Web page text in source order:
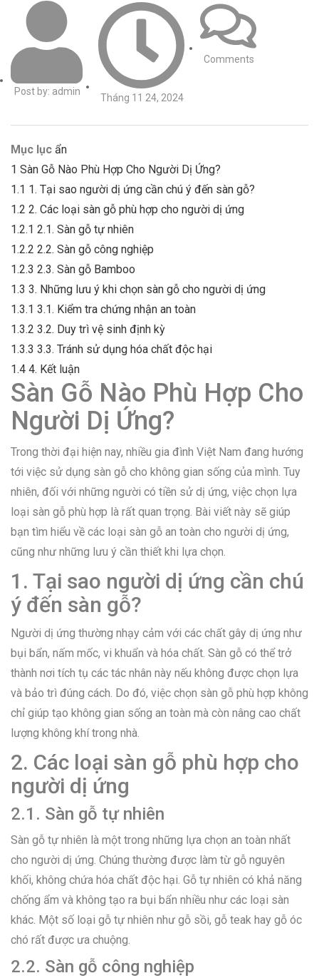
Post by: admin
Tháng 11 24, 2024
Comments
Mục lục ẩn
1 Sàn Gỗ Nào Phù Hợp Cho Người Dị Ứng?
1.1 1. Tại sao người dị ứng cần chú ý đến sàn gỗ?
1.2 2. Các loại sàn gỗ phù hợp cho người dị ứng
1.2.1 2.1. Sàn gỗ tự nhiên
1.2.2 2.2. Sàn gỗ công nghiệp
1.2.3 2.3. Sàn gỗ Bamboo
1.3 3. Những lưu ý khi chọn sàn gỗ cho người dị ứng
1.3.1 3.1. Kiểm tra chứng nhận an toàn
1.3.2 3.2. Duy trì vệ sinh định kỳ
1.3.3 3.3. Tránh sử dụng hóa chất độc hại
1.4 4. Kết luận
Sàn Gỗ Nào Phù Hợp Cho
Người Dị Ứng?
Trong thời đại hiện nay, nhiều gia đình Việt Nam đang hướng
tới việc sử dụng sàn gỗ cho không gian sống của mình. Tuy
nhiên, đối với những người có tiền sử dị ứng, việc chọn lựa
loại sàn gỗ phù hợp là rất quan trọng. Bài viết này sẽ giúp
bạn tìm hiểu về các loại sàn gỗ an toàn cho người dị ứng,
cũng như những lưu ý cần thiết khi lựa chọn.
1. Tại sao người dị ứng cần chú
ý đến sàn gỗ?
Người dị ứng thường nhạy cảm với các chất gây dị ứng như
bụi bẩn, nấm mốc, vi khuẩn và hóa chất. Sàn gỗ có thể trở
thành nơi tích tụ các tác nhân này nếu không được chọn lựa
và bảo trì đúng cách. Do đó, việc chọn sàn gỗ phù hợp không
chỉ giúp tạo không gian sống an toàn mà còn nâng cao chất
lượng không khí trong nhà.
2. Các loại sàn gỗ phù hợp cho
người dị ứng
2.1. Sàn gỗ tự nhiên
Sàn gỗ tự nhiên là một trong những lựa chọn an toàn nhất
cho người dị ứng. Chúng thường được làm từ gỗ nguyên
khối, không chứa hóa chất độc hại. Gỗ tự nhiên có khả năng
chống ẩm và không tạo ra bụi bẩn nhiều như các loại sàn
khác. Một số loại gỗ tự nhiên như gỗ sồi, gỗ teak hay gỗ óc
chó rất được ưa chuộng.
2.2. Sàn gỗ công nghiệp